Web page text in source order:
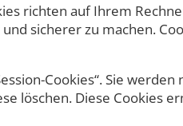
richten auf Ihrem
sicherer zu machen.
Cookies“. Sie
löschen. Diese Cookies